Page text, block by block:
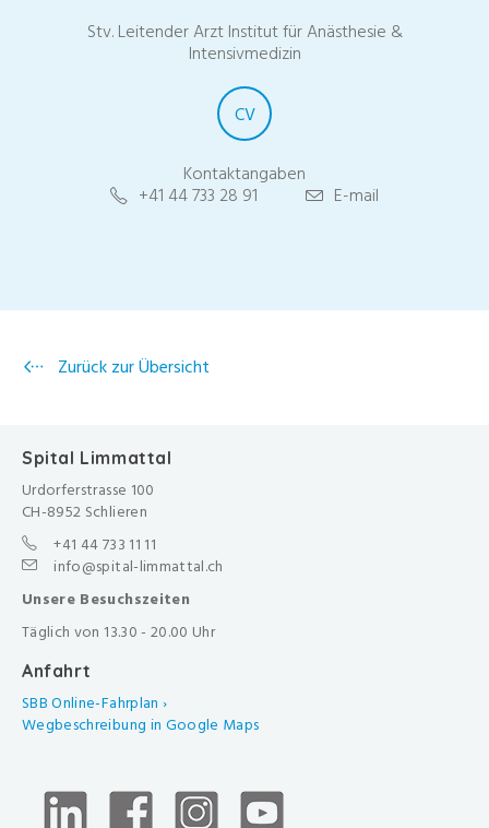
Stv. Leitender Arzt Institut für Anästhesie &
Intensivmedizin
CV
Kontaktangaben
+41 44 733 28 91 E-mail
Zurück zur Übersicht
Spital Limmattal
Urdorferstrasse 100
CH-8952 Schlieren
+41 44 733 11 11
info@spital-limmattal.ch
Unsere Besuchszeiten
Täglich von 13.30 - 20.00 Uhr
Anfahrt
SBB Online-Fahrplan ›
Wegbeschreibung in Google Maps